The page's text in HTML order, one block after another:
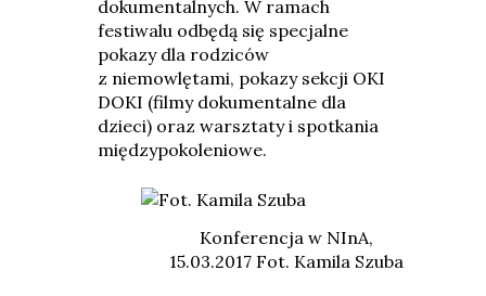
dokumentalnych. W ramach
festiwalu odbędą się specjalne
pokazy dla rodziców
z niemowlętami, pokazy sekcji OKI
DOKI (filmy dokumentalne dla
dzieci) oraz warsztaty i spotkania
międzypokoleniowe.
Konferencja w NInA,
15.03.2017 Fot. Kamila Szuba